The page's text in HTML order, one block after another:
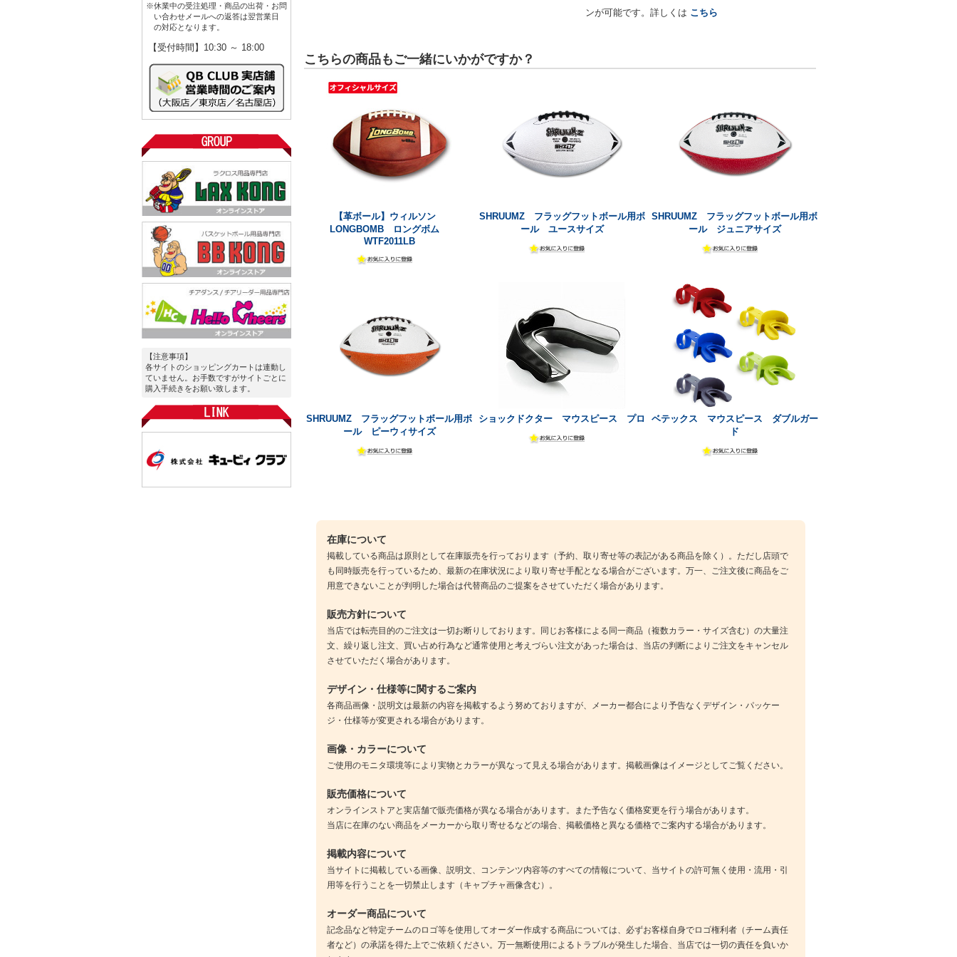
※休業中の受注処理・商品の出荷・お問
い合わせメールへの返答は翌営業日
の対応となります。
【受付時間】10:30 ～ 18:00
【注意事項】
各サイトのショッピングカートは連動し
ていません。お手数ですがサイトごとに
購入手続きをお願い致します。
ンが可能です。詳しくは こちら
こちらの商品もご一緒にいかがですか？
【革ボール】ウィルソン
LONGBOMB ロングボム
WTF2011LB
SHRUUMZ フラッグフットボール用ボ
ール ユースサイズ
SHRUUMZ フラッグフットボール用ボ
ール ジュニアサイズ
SHRUUMZ フラッグフットボール用ボ
ール ピーウィサイズ
ショックドクター マウスピース プロ
ベテックス マウスピース ダブルガー
ド
在庫について
掲載している商品は原則として在庫販売を行っております（予約、取り寄せ等の表記がある商品を除く）。ただし店頭で
も同時販売を行っているため、最新の在庫状況により取り寄せ手配となる場合がございます。万一、ご注文後に商品をご
用意できないことが判明した場合は代替商品のご提案をさせていただく場合があります。
販売方針について
当店では転売目的のご注文は一切お断りしております。同じお客様による同一商品（複数カラー・サイズ含む）の大量注
文、繰り返し注文、買い占め行為など通常使用と考えづらい注文があった場合は、当店の判断によりご注文をキャンセル
させていただく場合があります。
デザイン・仕様等に関するご案内
各商品画像・説明文は最新の内容を掲載するよう努めておりますが、メーカー都合により予告なくデザイン・パッケー
ジ・仕様等が変更される場合があります。
画像・カラーについて
ご使用のモニタ環境等により実物とカラーが異なって見える場合があります。掲載画像はイメージとしてご覧ください。
販売価格について
オンラインストアと実店舗で販売価格が異なる場合があります。また予告なく価格変更を行う場合があります。
当店に在庫のない商品をメーカーから取り寄せるなどの場合、掲載価格と異なる価格でご案内する場合があります。
掲載内容について
当サイトに掲載している画像、説明文、コンテンツ内容等のすべての情報について、当サイトの許可無く使用・流用・引
用等を行うことを一切禁止します（キャプチャ画像含む）。
オーダー商品について
記念品など特定チームのロゴ等を使用してオーダー作成する商品については、必ずお客様自身でロゴ権利者（チーム責任
者など）の承諾を得た上でご依頼ください。万一無断使用によるトラブルが発生した場合、当店では一切の責任を負いか